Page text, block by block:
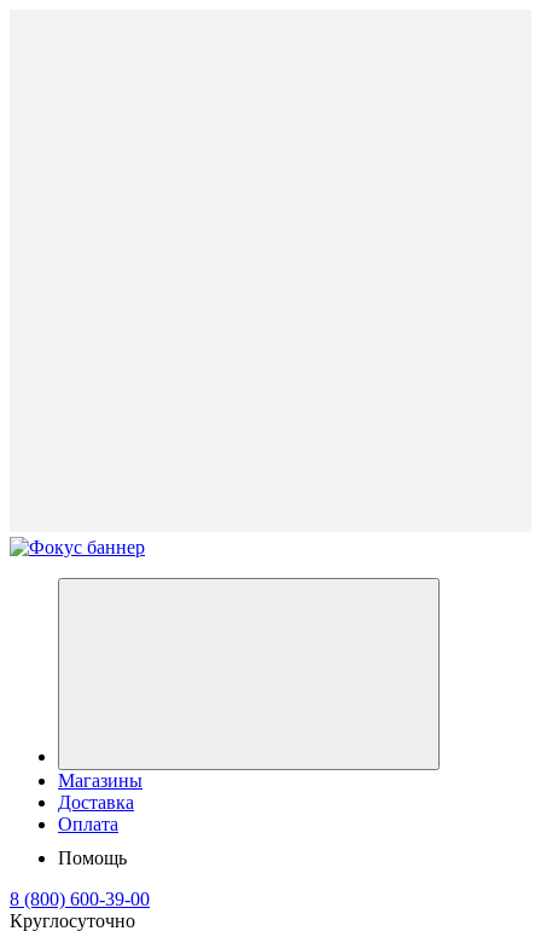
Магазины
Доставка
Оплата
Помощь
8 (800) 600-39-00
Круглосуточно